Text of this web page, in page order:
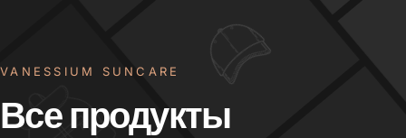
VANESSIUM SUNCARE
Всепродукты